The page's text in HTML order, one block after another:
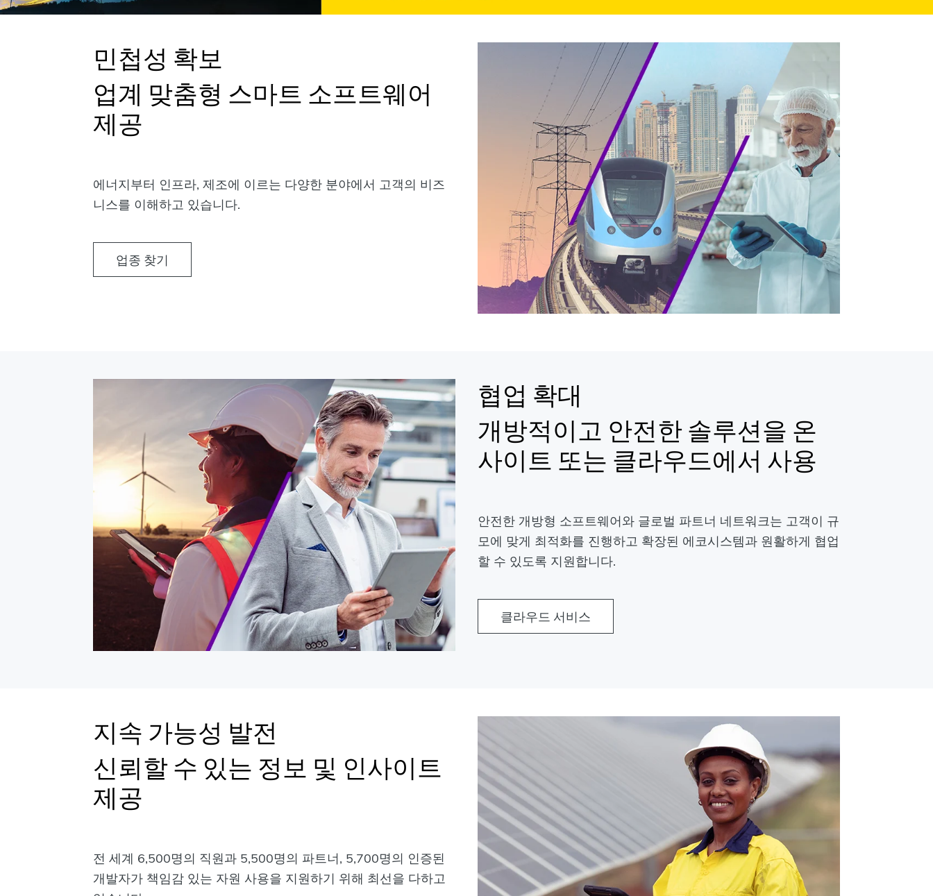
민첩성 확보
업계 맞춤형 스마트 소프트웨어
제공
에너지부터 인프라, 제조에 이르는 다양한 분야에서 고객의 비즈
니스를 이해하고 있습니다.
업종 찾기
협업 확대
개방적이고 안전한 솔루션을 온
사이트 또는 클라우드에서 사용
안전한 개방형 소프트웨어와 글로벌 파트너 네트워크는 고객이 규
모에 맞게 최적화를 진행하고 확장된 에코시스템과 원활하게 협업
할 수 있도록 지원합니다.
클라우드 서비스
지속 가능성 발전
신뢰할 수 있는 정보 및 인사이트
제공
전 세계 6,500명의 직원과 5,500명의 파트너, 5,700명의 인증된
개발자가 책임감 있는 자원 사용을 지원하기 위해 최선을 다하고